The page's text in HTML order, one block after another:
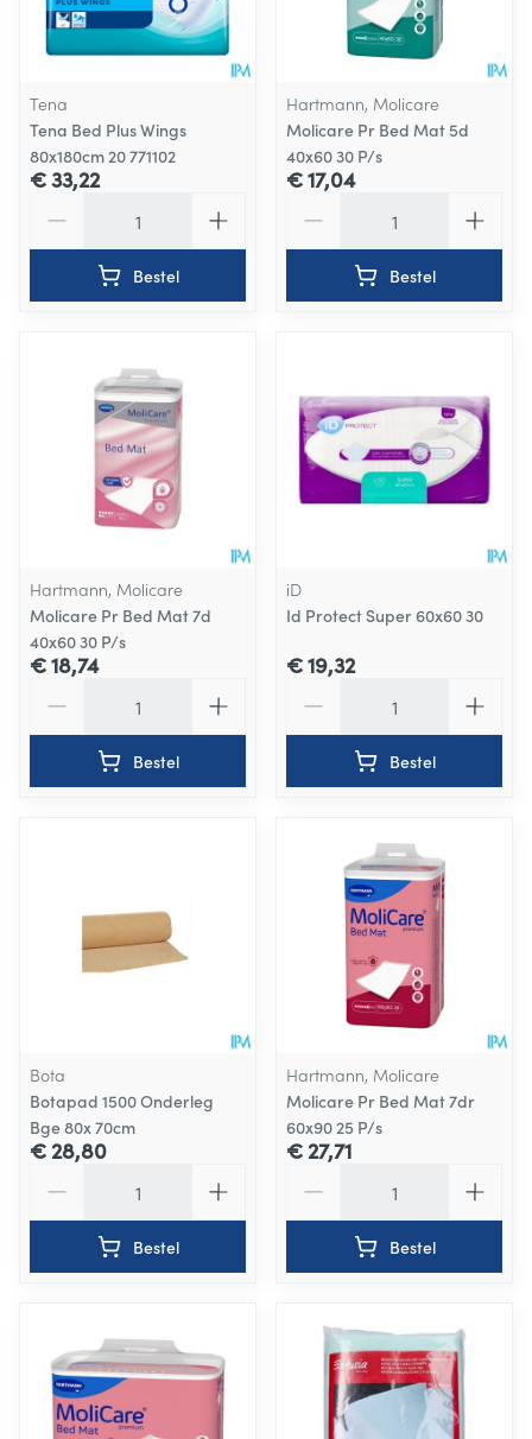
Tena
Tena Bed Plus Wings
80x180cm 20 771102
€ 33,22
Bestel
Hartmann, Molicare
Molicare Pr Bed Mat 5d
40x60 30 P/s
€ 17,04
Bestel
Hartmann, Molicare
Molicare Pr Bed Mat 7d
40x60 30 P/s
€ 18,74
Bestel
iD
Id Protect Super 60x60 30
€ 19,32
Bestel
Bota
Botapad 1500 Onderleg
Bge 80x 70cm
€ 28,80
Bestel
Hartmann, Molicare
Molicare Pr Bed Mat 7dr
60x90 25 P/s
€ 27,71
Bestel